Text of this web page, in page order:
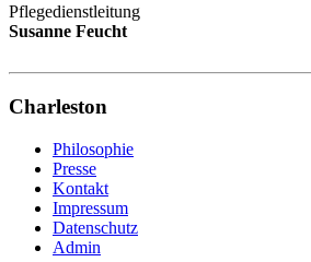
Pflegedienstleitung
Susanne Feucht
Charleston
Philosophie
Presse
Kontakt
Impressum
Datenschutz
Admin